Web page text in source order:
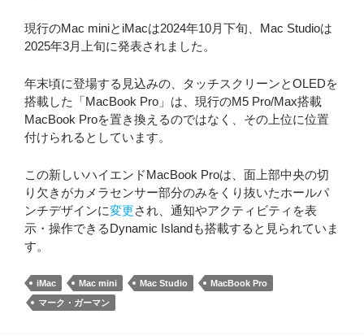
現行のMac miniとiMacは2024年10月下旬、Mac Studioは
2025年3月上旬に発表されました。
年末頃に登場する見込みの、タッチスクリーンとOLEDを
搭載した「MacBook Pro」は、現行のM5 Pro/Max搭載
MacBook Proを置き換えるのではなく、その上位に位置
付けられるとしています。
この新しいハイエンドMacBook Proは、面上部中央の切
り欠きがカメラセンサー部分のみをくり抜いたホールパ
ンチデザインに変更され、通知やアクティビティを表
示・操作できるDynamic Islandも搭載すると見られていま
す。
iMac Mac mini Mac Studio
MacBook Pro
マーク・ガーマン